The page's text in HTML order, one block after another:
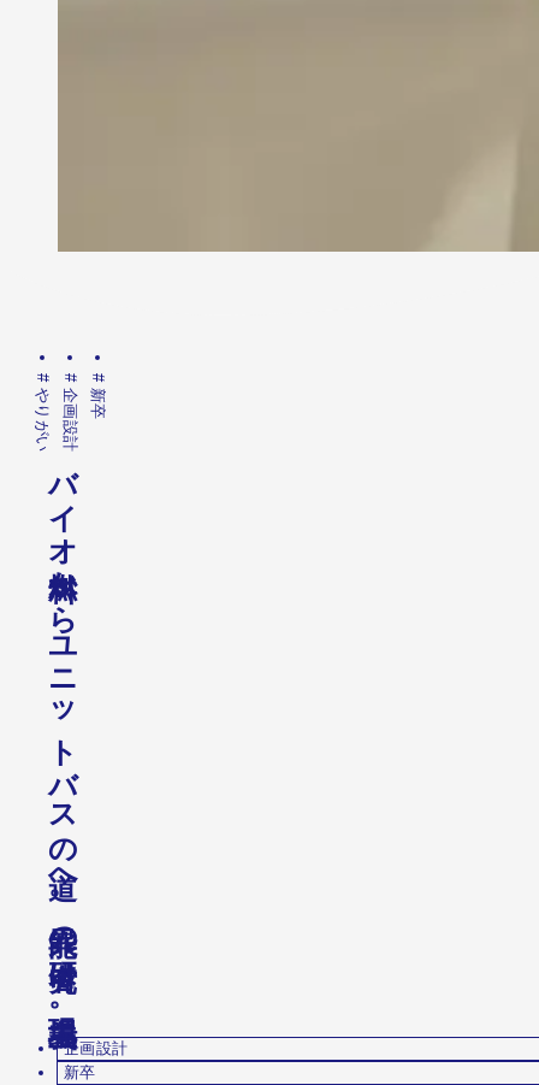
#
新卒
#
企画設計
#
やりがい
バ
イ
オ
か
ら
ユ
ニ
ッ
ト
バ
ス
の
へ
。
の
は
、
。
企画設計
新卒